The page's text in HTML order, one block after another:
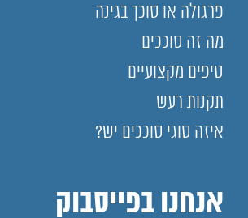
פרגולה או סוכך בגינה
מה זה סוככים
טיפים מקצועיים
תקנות רעש
איזה סוגי סוככים יש?
אנחנו בפייסבוק